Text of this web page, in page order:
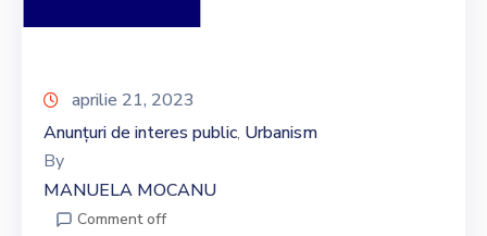
aprilie 21, 2023
Anunțuri de interes public‚ Urbanism
By
MANUELA MOCANU
Comment off